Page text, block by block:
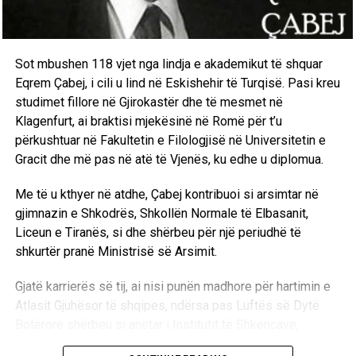
Sot mbushen 118 vjet nga lindja e akademikut të shquar
Eqrem Çabej, i cili u lind në Eskishehir të Turqisë. Pasi kreu
studimet fillore në Gjirokastër dhe të mesmet në
Klagenfurt, ai braktisi mjekësinë në Romë për t’u
përkushtuar në Fakultetin e Filologjisë në Universitetin e
Gracit dhe më pas në atë të Vjenës, ku edhe u diplomua.
Me të u kthyer në atdhe, Çabej kontribuoi si arsimtar në
gjimnazin e Shkodrës, Shkollën Normale të Elbasanit,
Liceun e Tiranës, si dhe shërbeu për një periudhë të
shkurtër pranë Ministrisë së Arsimit.
Gjatë karrierës së tij, ai nisi punën madhore për hartimin e
Atlasit Gjuhësor të shqipes, ndërsa pas Luftës së Dytë
pedagog në Universitetin e Tiranës dhe anëtar themelues i